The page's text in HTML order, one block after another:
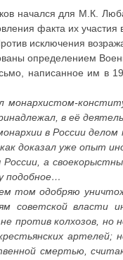
начался для М.К.
факта их
исключения
определением
написанное им в
в её
в России
доказал уже опыт
а
подобное…
том одобряю
советской власти
против колхозов, но
смертью,